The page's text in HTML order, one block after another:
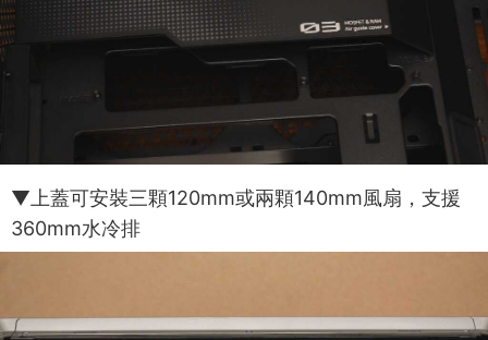
▼上蓋可安裝三顆120mm或兩顆140mm風扇，支援
360mm水冷排